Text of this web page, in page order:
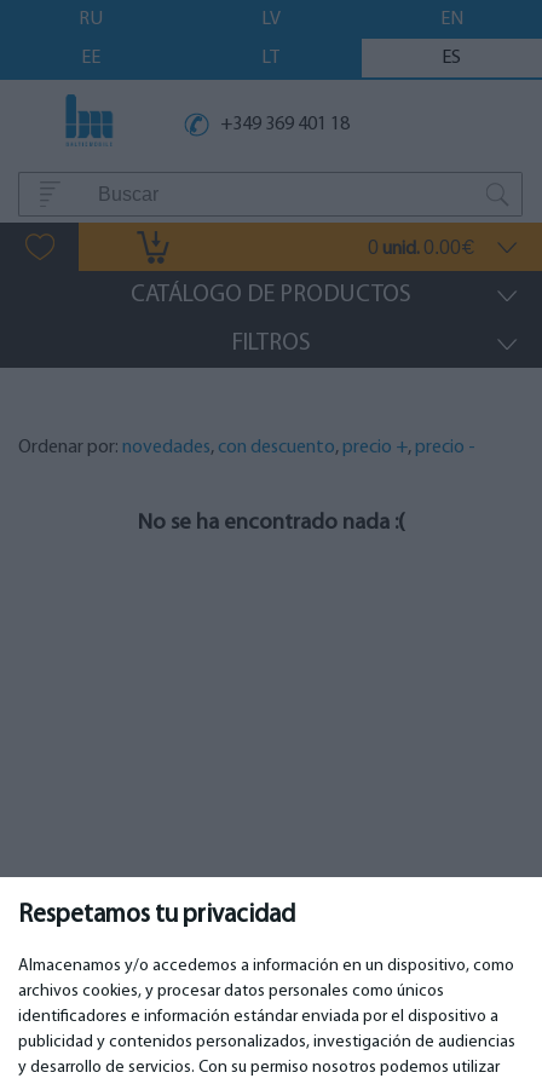
Respetamos tu privacidad
Almacenamos y/o accedemos a información en un dispositivo, como
archivos cookies, y procesar datos personales como únicos
identificadores e información estándar enviada por el dispositivo a
publicidad y contenidos personalizados, investigación de audiencias
y desarrollo de servicios. Con su permiso nosotros podemos utilizar
RU LV
EN
EE
LT ES
+349 369 401 18
0 unid. 0.00€
CATÁLOGO DE PRODUCTOS
FILTROS
Ordenar por: novedades, con descuento, precio +, precio -
No se ha encontrado nada :(
IMPORTANTE CONTACTOS